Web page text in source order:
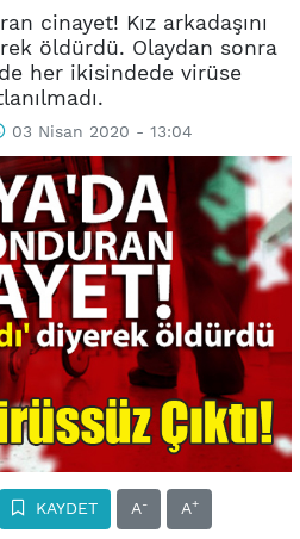
cinayet! Kız arkadaşını
öldürdü. Olaydan sonra
her ikisindede virüse
03 Nisan 2020 - 13:04
KAYDET A- A+